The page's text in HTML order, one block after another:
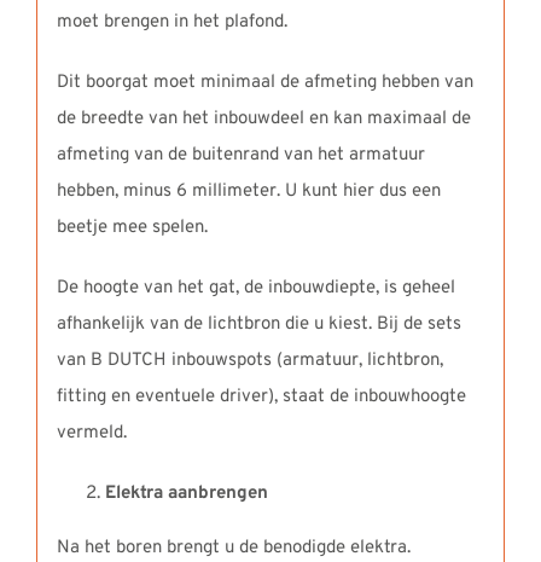
moet brengen in het plafond.
Dit boorgat moet minimaal de afmeting hebben van
de breedte van het inbouwdeel en kan maximaal de
afmeting van de buitenrand van het armatuur
hebben, minus 6 millimeter. U kunt hier dus een
beetje mee spelen.
De hoogte van het gat, de inbouwdiepte, is geheel
afhankelijk van de lichtbron die u kiest. Bij de sets
van B DUTCH inbouwspots (armatuur, lichtbron,
fitting en eventuele driver), staat de inbouwhoogte
vermeld.
Elektra aanbrengen
Na het boren brengt u de benodigde elektra.